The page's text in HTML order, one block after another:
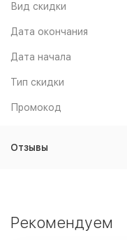
Вид скидки
Дата окончания
Дата начала
Тип скидки
Промокод
Отзывы
Рекомендуем